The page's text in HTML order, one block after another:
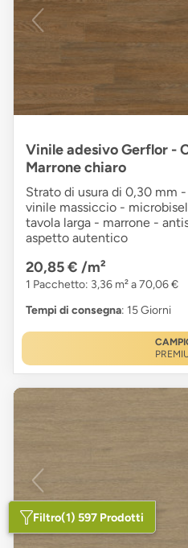
Vinile adesivo Gerflor -
Marrone chiaro
Strato di usura di 0,30 mm
vinile massiccio -
tavola larga - marrone -
aspetto autentico
20,85 € /m²
1 Pacchetto: 3,36 m² a 70,06 €
Tempi di consegna: 15 Giorni
Filtro(1) 597 Prodotti